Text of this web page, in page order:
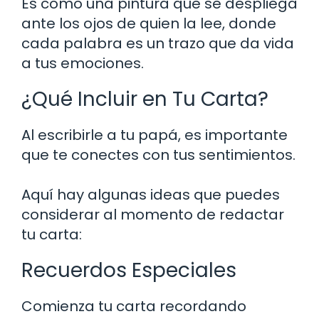
ante los ojos de quien la lee, donde
cada palabra es un trazo que da vida
a tus emociones.
¿Qué Incluir en Tu Carta?
Al escribirle a tu papá, es importante
que te conectes con tus sentimientos.
Aquí hay algunas ideas que puedes
considerar al momento de redactar
tu carta:
Recuerdos Especiales
Comienza tu carta recordando